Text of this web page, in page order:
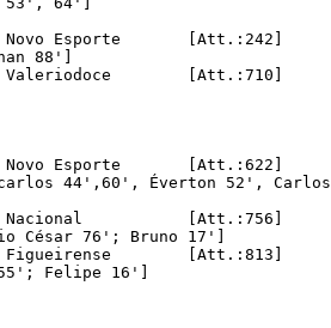
88']
44',60', Éverton 52',
César 76'; Bruno 17']
Felipe 16']